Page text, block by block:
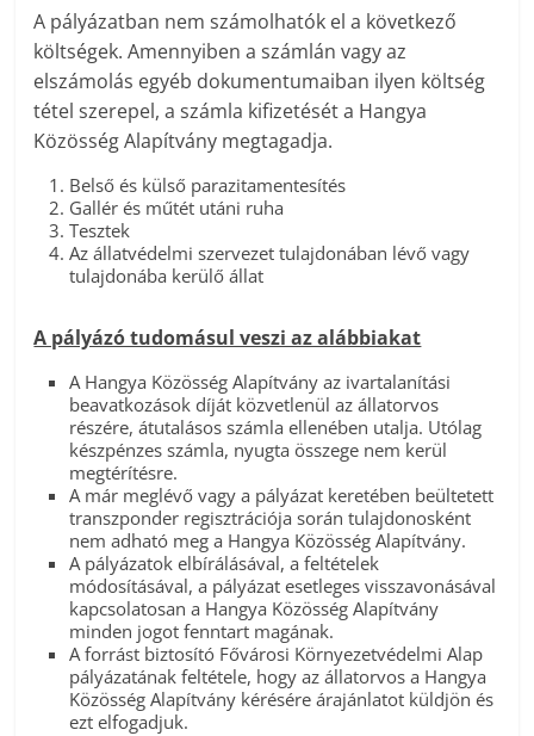
A pályázatban nem számolhatók el a következő
költségek. Amennyiben a számlán vagy az
elszámolás egyéb dokumentumaiban ilyen költség
tétel szerepel, a számla kifizetését a Hangya
Közösség Alapítvány megtagadja.
Belső és külső parazitamentesítés
Gallér és műtét utáni ruha
Tesztek
Az állatvédelmi szervezet tulajdonában lévő vagy
tulajdonába kerülő állat
A pályázó tudomásul veszi az alábbiakat
A Hangya Közösség Alapítvány az ivartalanítási
beavatkozások díját közvetlenül az állatorvos
részére, átutalásos számla ellenében utalja. Utólag
készpénzes számla, nyugta összege nem kerül
megtérítésre.
A már meglévő vagy a pályázat keretében beültetett
transzponder regisztrációja során tulajdonosként
nem adható meg a Hangya Közösség Alapítvány.
A pályázatok elbírálásával, a feltételek
módosításával, a pályázat esetleges visszavonásával
kapcsolatosan a Hangya Közösség Alapítvány
minden jogot fenntart magának.
A forrást biztosító Fővárosi Környezetvédelmi Alap
pályázatának feltétele, hogy az állatorvos a Hangya
Közösség Alapítvány kérésére árajánlatot küldjön és
ezt elfogadjuk.